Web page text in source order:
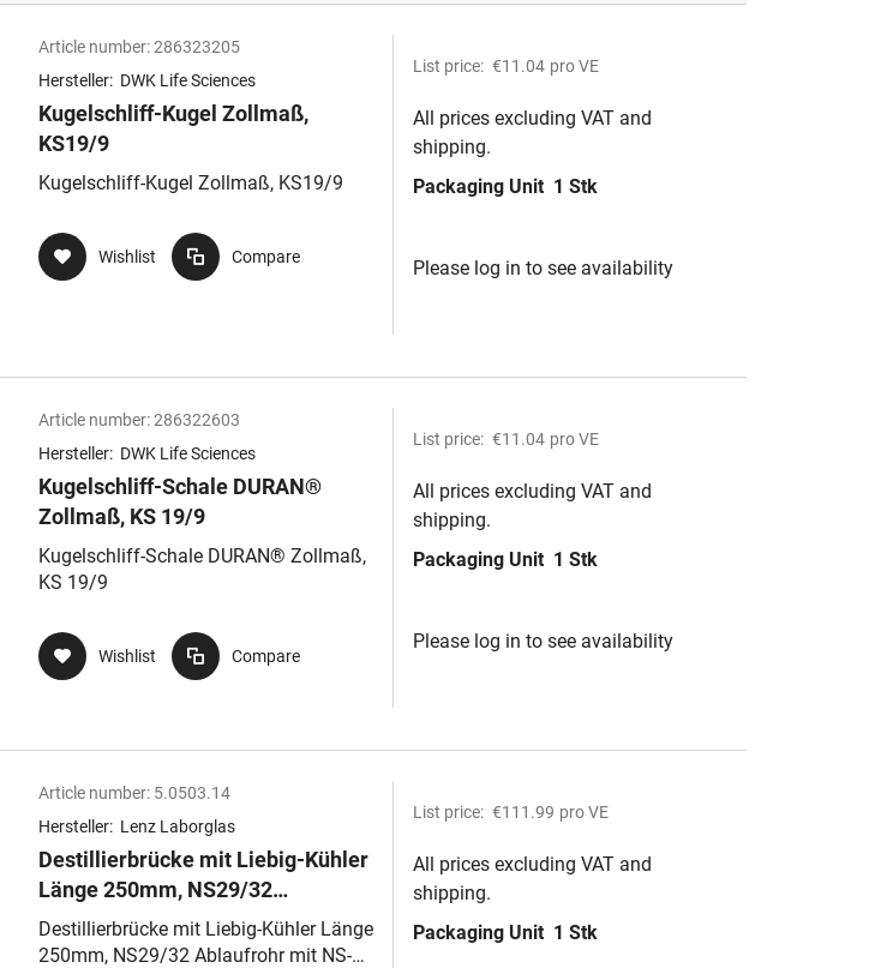
Article number:286323205
Hersteller: DWK Life Sciences
Kugelschliff-Kugel Zollmaß,
KS19/9
Kugelschliff-Kugel Zollmaß, KS19/9
Wishlist Compare
List price: €11.04 pro VE
All prices excluding VAT and
shipping.
Packaging Unit 1 Stk
Please log in to see availability
Article number:286322603
Hersteller: DWK Life Sciences
Kugelschliff-Schale DURAN®
Zollmaß, KS 19/9
Kugelschliff-Schale DURAN® Zollmaß,
KS 19/9
Wishlist Compare
List price: €11.04 pro VE
All prices excluding VAT and
shipping.
Packaging Unit 1 Stk
Please log in to see availability
Article number: 5.0503.14
Hersteller: Lenz Laborglas
Destillierbrücke mit Liebig-Kühler
Länge 250mm, NS29/32
Ablaufrohr mit NS-Kern,
Kühlwasseranschluss mit DIN-
Destillierbrücke mit Liebig-Kühler Länge
250mm, NS29/32 Ablaufrohr mit NS-
List price: €111.99 pro VE
All prices excluding VAT and
shipping.
Packaging Unit 1 Stk